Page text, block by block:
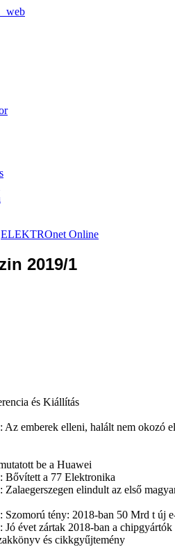
ELEKTROnet Online
2019/1
és Kiállítás
emberek elleni, halált nem okozó
be a Huawei
Bővített a 77 Elektronika
elindult az első
Szomorú tény: 2018-ban 50 Mrd t új
évet zártak 2018-ban a chipgyártók
és cikkgyűjtemény